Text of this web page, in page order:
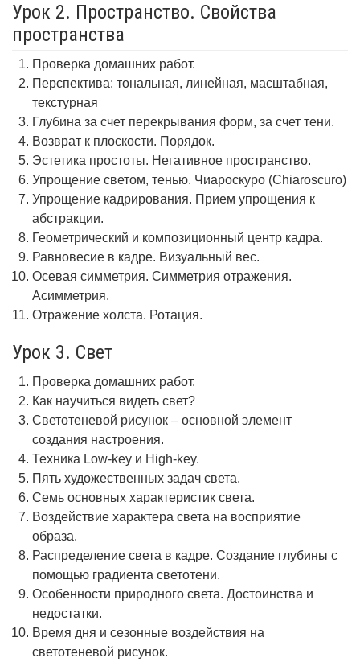
Урок 2. Пространство. Свойства
пространства
Проверка домашних работ.
Перспектива: тональная, линейная, масштабная,
текстурная
Глубина за счет перекрывания форм, за счет тени.
Возврат к плоскости. Порядок.
Эстетика простоты. Негативное пространство.
Упрощение светом, тенью. Чиароскуро (Chiaroscuro)
Упрощение кадрирования. Прием упрощения к
абстракции.
Геометрический и композиционный центр кадра.
Равновесие в кадре. Визуальный вес.
Осевая симметрия. Симметрия отражения.
Асимметрия.
Отражение холста. Ротация.
Урок 3. Свет
Проверка домашних работ.
Как научиться видеть свет?
Светотеневой рисунок – основной элемент
создания настроения.
Техника Low-key и High-key.
Пять художественных задач света.
Семь основных характеристик света.
Воздействие характера света на восприятие
образа.
Распределение света в кадре. Создание глубины с
помощью градиента светотени.
Особенности природного света. Достоинства и
недостатки.
Время дня и сезонные воздействия на
светотеневой рисунок.